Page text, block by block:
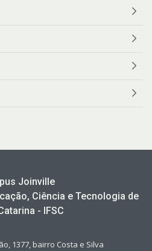
Joinville
Ciência e Tecnologia de
- IFSC
1377, bairro Costa e Silva